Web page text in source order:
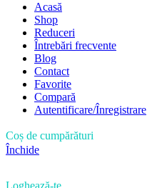
Acasă
Shop
Reduceri
Întrebări frecvente
Blog
Contact
Favorite
Compară
Autentificare/Înregistrare
Coș de cumpărături
Închide